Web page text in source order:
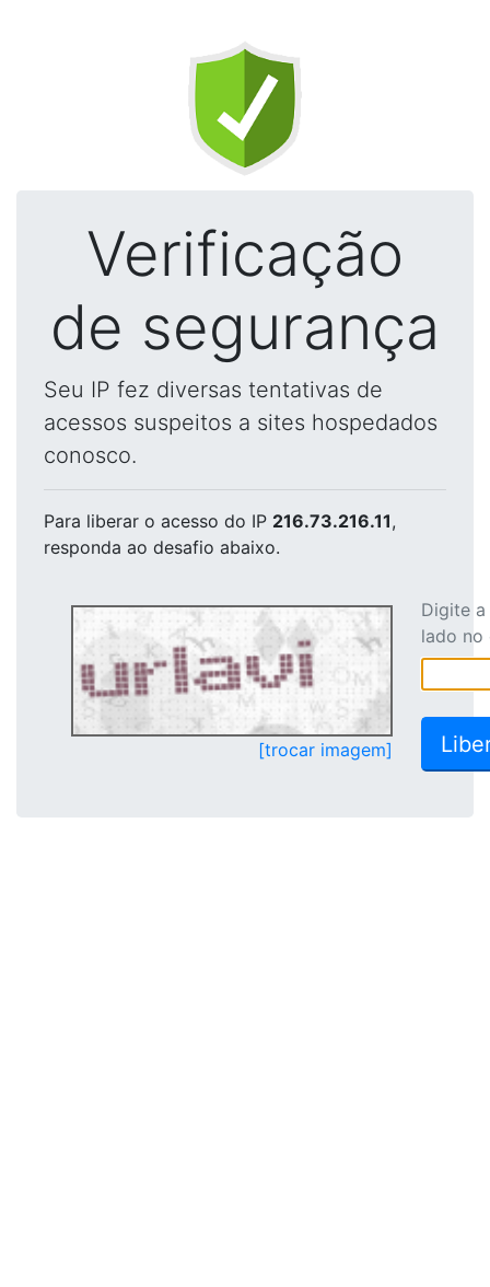
Verificação
de segurança
Seu IP fez diversas tentativas de
acessos suspeitos a sites hospedados
conosco.
Para liberar o acesso do IP 216.73.216.11,
responda ao desafio abaixo.
[trocar imagem]
Digite
lado no